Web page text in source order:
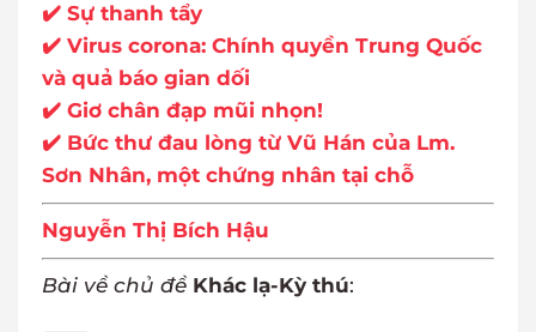
✔️ Sự thanh tẩy
✔️ Virus corona: Chính quyền Trung Quốc
và quả báo gian dối
✔️ Giơ chân đạp mũi nhọn!
✔️ Bức thư đau lòng từ Vũ Hán của Lm.
Sơn Nhân, một chứng nhân tại chỗ
Nguyễn Thị Bích Hậu
Bài về chủ đề Khác lạ-Kỳ thú: